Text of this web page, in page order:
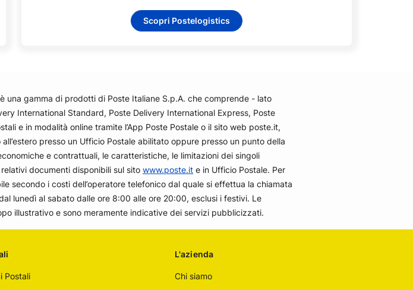
Scopri Postelogistics
una gamma di prodotti di Poste Italiane S.p.A. che comprende - lato
International Standard, Poste Delivery International Express, Poste
e in modalità online tramite l’App Poste Postale o il sito web poste.it,
presso un Ufficio Postale abilitato oppure presso un punto della
e contrattuali, le caratteristiche, le limitazioni dei singoli
documenti disponibili sul sito www.poste.it e in Ufficio Postale. Per
secondo i costi dell’operatore telefonico dal quale si effettua la chiamata
lunedì al sabato dalle ore 8:00 alle ore 20:00, esclusi i festivi. Le
illustrativo e sono meramente indicative dei servizi pubblicizzati.
Postali
L'azienda
Chi siamo